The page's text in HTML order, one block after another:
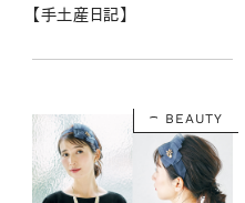
【手土産日記】
BEAUTY